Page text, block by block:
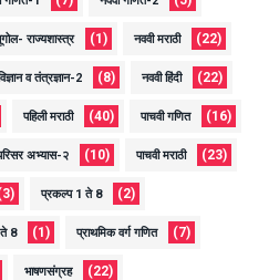
राज्यशास्त्र (1) नववी मराठी (22)
व तंत्रज्ञान-2 (8) नववी हिंदी (22)
पहिली मराठी (40) पाचवी गणित (16)
अभ्यास-२ (10) पाचवी मराठी (23)
प्रकल्प 1 ते 8 (2)
8 (1) प्राथमिक वर्ग गणित (7)
भाषणसंग्रह (22)